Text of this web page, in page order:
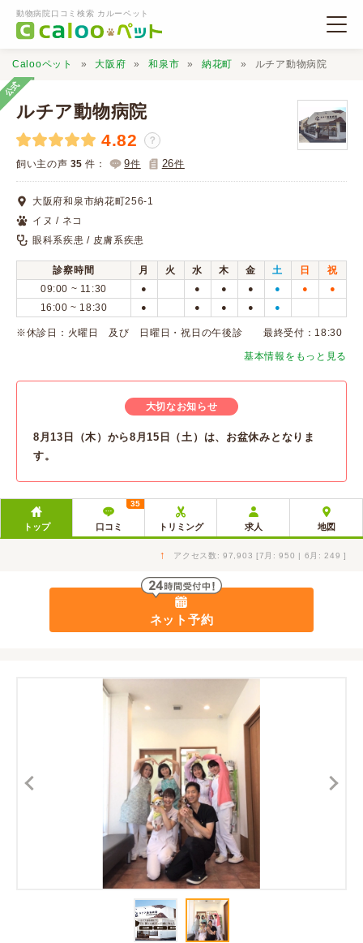
動物病院口コミ検索 カルーペット
動物病院検索
口コミ検索
Calooペットとは？
口コミ投稿
Calooペット 大阪府 和泉市 納花町 ルチア動物病院
公式
ルチア動物病院
4.82 ？
飼い主の声 35 件： 9件 26件
大阪府和泉市納花町256-1
イヌ / ネコ
眼科系疾患 / 皮膚系疾患
診察時間 月 火 水 木 金 土 日
祝
09:00 ~ 11:30
● ● ● ● ● ● ●
16:00 ~ 18:30 ● ● ● ● ●
※休診日：火曜日 及び 日曜日・祝日の午後診 最終受付：18:30
基本情報をもっと見る
大切なお知らせ
8月13日（木）から8月15日（土）は、お盆休みとなりま
す。
トップ 口コミ
35
トリミング 求人 地図
↑ アクセス数: 97,903 [7月: 950 | 6月: 249 ]
ネット予約